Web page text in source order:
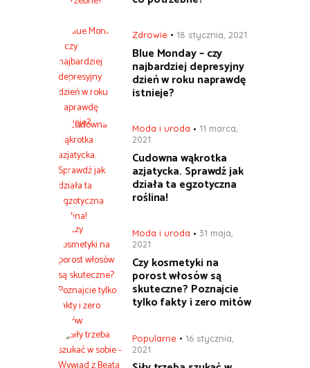
Zdrowie 18 stycznia, 2021
Blue Monday – czy
najbardziej depresyjny
dzień w roku naprawdę
istnieje?
Moda i uroda
11 marca,
2021
Cudowna wąkrotka
azjatycka. Sprawdź jak
działa ta egzotyczna
roślina!
Moda i uroda
31 maja,
2021
Czy kosmetyki na
porost włosów są
skuteczne? Poznajcie
tylko fakty i zero mitów
Popularne
16 stycznia,
2021